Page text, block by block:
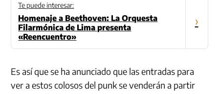
Te puede interesar:
Homenaje a Beethoven: La Orquesta
Filarmónica de Lima presenta
«Reencuentro»
›
Es así que se ha anunciado que las entradas para
ver a estos colosos del punk se venderán a partir